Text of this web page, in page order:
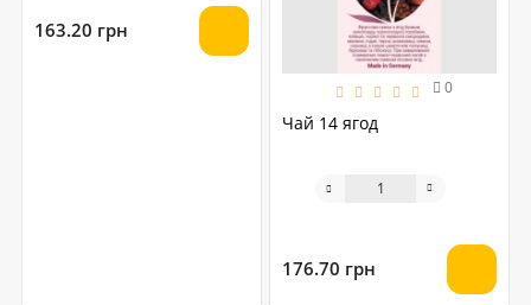
163.20 грн
0
Чай 14 ягод
176.70 грн